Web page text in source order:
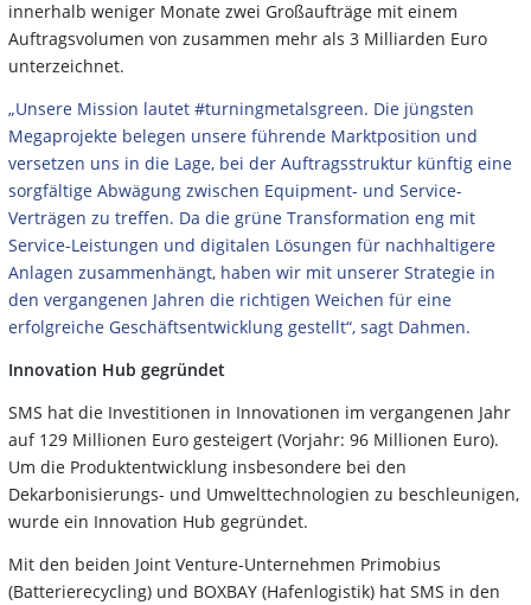
innerhalb weniger Monate zwei Großaufträge mit einem
Auftragsvolumen von zusammen mehr als 3 Milliarden Euro
unterzeichnet.
„Unsere Mission lautet #turningmetalsgreen. Die jüngsten
Megaprojekte belegen unsere führende Marktposition und
versetzen uns in die Lage, bei der Auftragsstruktur künftig eine
sorgfältige Abwägung zwischen Equipment- und Service-
Verträgen zu treffen. Da die grüne Transformation eng mit
Service-Leistungen und digitalen Lösungen für nachhaltigere
Anlagen zusammenhängt, haben wir mit unserer Strategie in
den vergangenen Jahren die richtigen Weichen für eine
erfolgreiche Geschäftsentwicklung gestellt“, sagt Dahmen.
Innovation Hub gegründet
SMS hat die Investitionen in Innovationen im vergangenen Jahr
auf 129 Millionen Euro gesteigert (Vorjahr: 96 Millionen Euro).
Um die Produktentwicklung insbesondere bei den
Dekarbonisierungs- und Umwelttechnologien zu beschleunigen,
wurde ein Innovation Hub gegründet.
Mit den beiden Joint Venture-Unternehmen Primobius
(Batterierecycling) und BOXBAY (Hafenlogistik) hat SMS in den